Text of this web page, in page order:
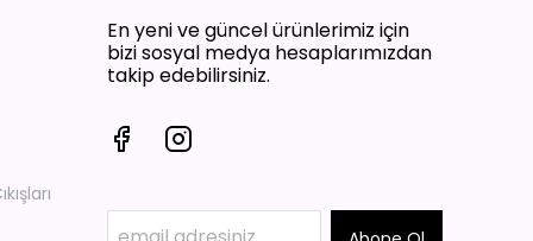
En yeni ve güncel ürünlerimiz için
bizi sosyal medya hesaplarımızdan
takip edebilirsiniz.